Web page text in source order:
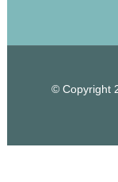
© Copyright